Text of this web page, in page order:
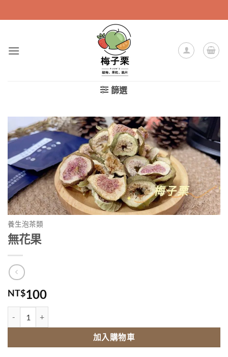
to
篩選
養生泡茶類
無花果
NT$100
加入購物車